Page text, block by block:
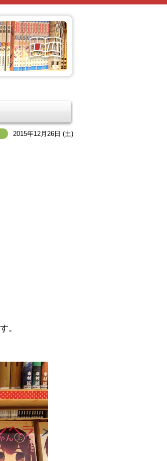
2015年12月26日 (土)
。